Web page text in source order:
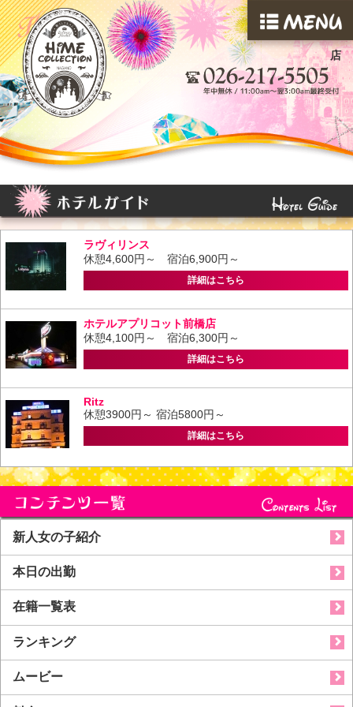
店
ラヴィリンス
休憩4,600円～ 宿泊6,900円～
詳細はこちら
ホテルアプリコット前橋店
休憩4,100円～ 宿泊6,300円～
詳細はこちら
Ritz
休憩3900円～ 宿泊5800円～
詳細はこちら
新人女の子紹介
本日の出勤
在籍一覧表
ランキング
ムービー